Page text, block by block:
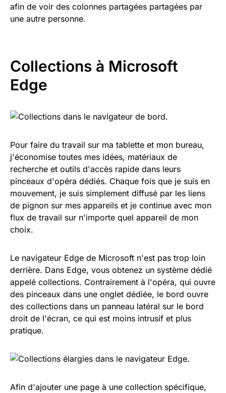
afin de voir des colonnes partagées partagées par
une autre personne.
Collections à Microsoft
Edge
Pour faire du travail sur ma tablette et mon bureau,
j'économise toutes mes idées, matériaux de
recherche et outils d'accès rapide dans leurs
pinceaux d'opéra dédiés. Chaque fois que je suis en
mouvement, je suis simplement diffusé par les liens
de pignon sur mes appareils et je continue avec mon
flux de travail sur n'importe quel appareil de mon
choix.
Le navigateur Edge de Microsoft n'est pas trop loin
derrière. Dans Edge, vous obtenez un système dédié
appelé collections. Contrairement à l'opéra, qui ouvre
des pinceaux dans une onglet dédiée, le bord ouvre
des collections dans un panneau latéral sur le bord
droit de l'écran, ce qui est moins intrusif et plus
pratique.
Afin d'ajouter une page à une collection spécifique,